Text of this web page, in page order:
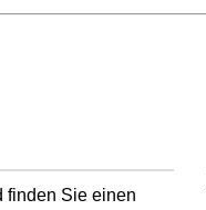
finden Sie einen